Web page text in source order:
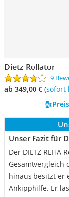
Dietz Rollator
9
ab 349,00 € (
Unser Fazit für
Der DIETZ REHA
Gesamtvergleich
hinaus besitzt er
Ankipphilfe. Er